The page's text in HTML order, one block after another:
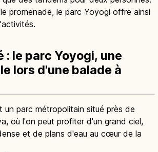
promenade, le parc Yoyogi offre ainsi
: le parc Yoyogi, une
lors d'une balade à
un parc métropolitain situé près de
où l'on peut profiter d'un grand ciel,
et de plans d'eau au cœur de la